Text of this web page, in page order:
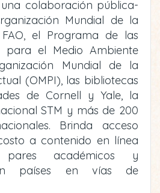
una colaboración pública-
Mundial de la
el Programa de las
para el Medio Ambiente
Mundial de la
(OMPI), las bibliotecas
de Cornell y Yale, la
STM y más de 200
Brinda acceso
a contenido en línea
académicos y
países en vías de